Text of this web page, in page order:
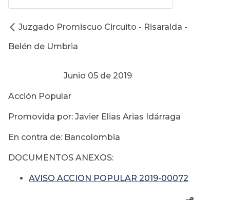
Juzgado Promiscuo Circuito - Risaralda -
Belén de Umbria
Junio 05 de 2019
Acción Popular
Promovida por: Javier Elias Arias Idárraga
En contra de: Bancolombia
DOCUMENTOS ANEXOS:
AVISO ACCION POPULAR 2019-00072